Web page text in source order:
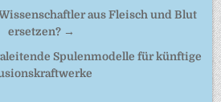
aus Fleisch und Blut
ersetzen? →
Spulenmodelle für künftige